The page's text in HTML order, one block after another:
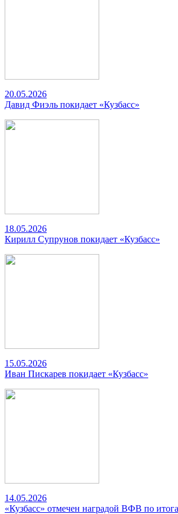
20.05.2026
Давид Фиэль покидает «Кузбасс»
18.05.2026
Кирилл Супрунов покидает «Кузбасс»
15.05.2026
Иван Пискарев покидает «Кузбасс»
14.05.2026
«Кузбасс» отмечен наградой ВФВ по